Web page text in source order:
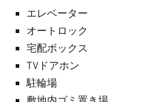
エレベーター
オートロック
宅配ボックス
TVドアホン
駐輪場
敷地内ゴミ置き場